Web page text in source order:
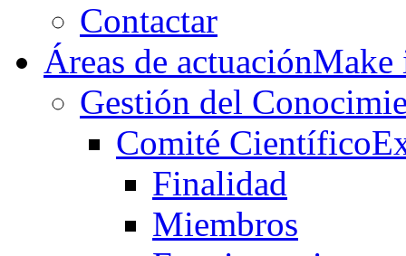
Contactar
Áreas de actuación
Gestión del
Comité Científico
Finalidad
Miembros